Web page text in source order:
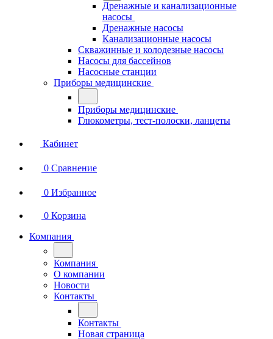
Дренажные и канализационные
насосы
Дренажные насосы
Канализационные насосы
Скважинные и колодезные насосы
Насосы для бассейнов
Насосные станции
Приборы медицинские
Приборы медицинские
Глюкометры, тест-полоски, ланцеты
Кабинет
0 Сравнение
0 Избранное
0 Корзина
Компания
Компания
О компании
Новости
Контакты
Контакты
Новая страница